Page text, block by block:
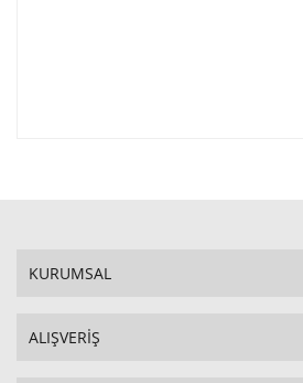
KURUMSAL
ALIŞVERİŞ